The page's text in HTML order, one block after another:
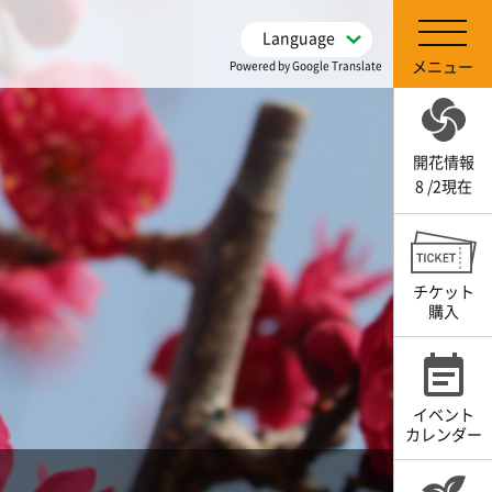
Language
Powered by Google Translate
開花情報
8 /2現在
チケット
購入
イベント
カレンダー
メニュー